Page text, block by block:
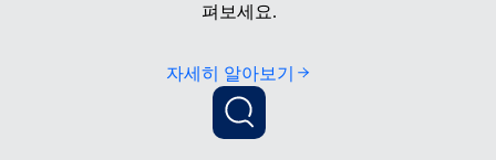
펴보세요.
자세히 알아보기